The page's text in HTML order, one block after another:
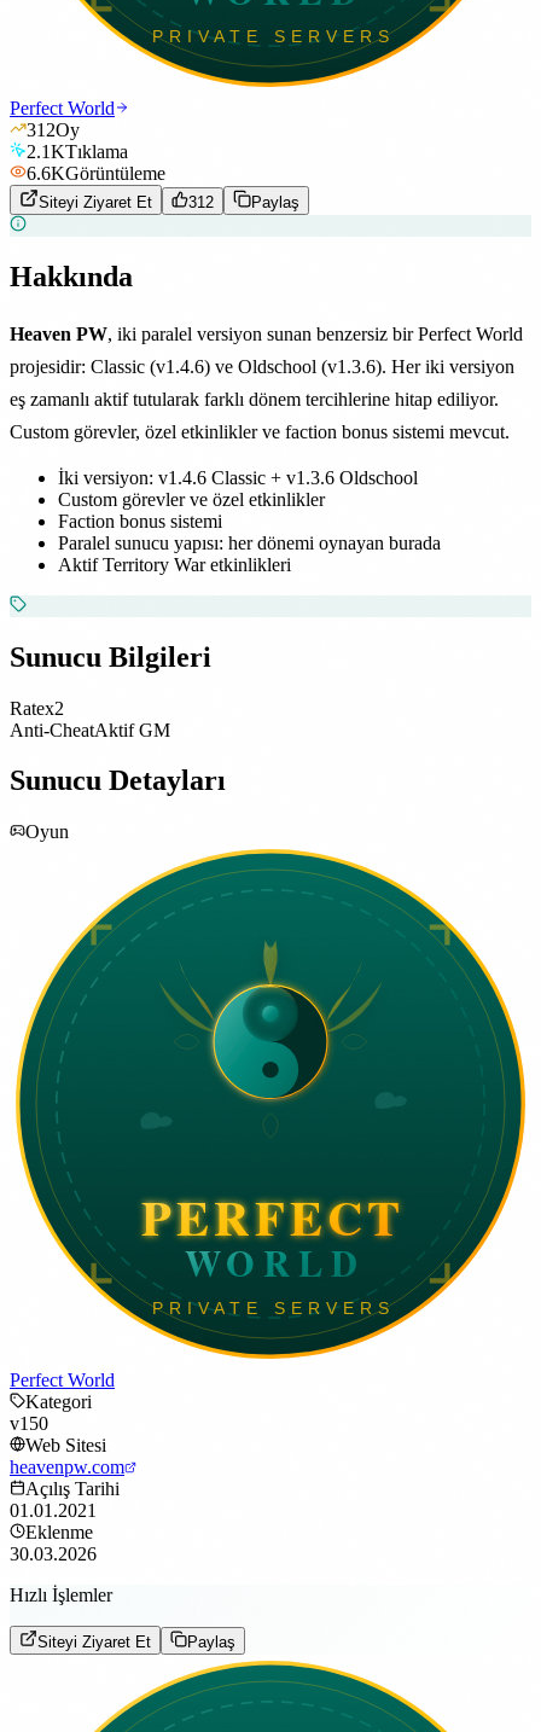
Perfect World
312Oy
2.1KTıklama
6.6KGörüntüleme
Siteyi Ziyaret Et 312 Paylaş
Hakkında
Heaven PW, iki paralel versiyon sunan benzersiz bir Perfect World
projesidir: Classic (v1.4.6) ve Oldschool (v1.3.6). Her iki versiyon
eş zamanlı aktif tutularak farklı dönem tercihlerine hitap ediliyor.
Custom görevler, özel etkinlikler ve faction bonus sistemi mevcut.
İki versiyon: v1.4.6 Classic + v1.3.6 Oldschool
Custom görevler ve özel etkinlikler
Faction bonus sistemi
Paralel sunucu yapısı: her dönemi oynayan burada
Aktif Territory War etkinlikleri
Sunucu Bilgileri
Ratex2
Anti-CheatAktif GM
Sunucu Detayları
Oyun
Perfect World
Kategori
v150
Web Sitesi
heavenpw.com
Açılış Tarihi
01.01.2021
Eklenme
30.03.2026
Hızlı İşlemler
Siteyi Ziyaret Et Paylaş